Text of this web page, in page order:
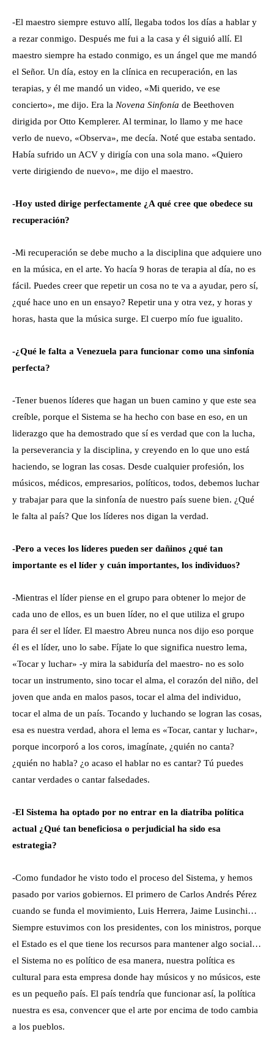
-El maestro siempre estuvo allí, llegaba todos los días a hablar y
a rezar conmigo. Después me fui a la casa y él siguió allí. El
maestro siempre ha estado conmigo, es un ángel que me mandó
el Señor. Un día, estoy en la clínica en recuperación, en las
terapias, y él me mandó un video, «Mi querido, ve ese
concierto», me dijo. Era la Novena Sinfonía de Beethoven
dirigida por Otto Kemplerer. Al terminar, lo llamo y me hace
verlo de nuevo, «Observa», me decía. Noté que estaba sentado.
Había sufrido un ACV y dirigía con una sola mano. «Quiero
verte dirigiendo de nuevo», me dijo el maestro.
-Hoy usted dirige perfectamente ¿A qué cree que obedece su
recuperación?
-Mi recuperación se debe mucho a la disciplina que adquiere uno
en la música, en el arte. Yo hacía 9 horas de terapia al día, no es
fácil. Puedes creer que repetir un cosa no te va a ayudar, pero sí,
¿qué hace uno en un ensayo? Repetir una y otra vez, y horas y
horas, hasta que la música surge. El cuerpo mío fue igualito.
-¿Qué le falta a Venezuela para funcionar como una sinfonía
perfecta?
-Tener buenos líderes que hagan un buen camino y que este sea
creíble, porque el Sistema se ha hecho con base en eso, en un
liderazgo que ha demostrado que sí es verdad que con la lucha,
la perseverancia y la disciplina, y creyendo en lo que uno está
haciendo, se logran las cosas. Desde cualquier profesión, los
músicos, médicos, empresarios, políticos, todos, debemos luchar
y trabajar para que la sinfonía de nuestro país suene bien. ¿Qué
le falta al país? Que los líderes nos digan la verdad.
-Pero a veces los líderes pueden ser dañinos ¿qué tan
importante es el líder y cuán importantes, los individuos?
-Mientras el líder piense en el grupo para obtener lo mejor de
cada uno de ellos, es un buen líder, no el que utiliza el grupo
para él ser el líder. El maestro Abreu nunca nos dijo eso porque
él es el líder, uno lo sabe. Fíjate lo que significa nuestro lema,
«Tocar y luchar» -y mira la sabiduría del maestro- no es solo
tocar un instrumento, sino tocar el alma, el corazón del niño, del
joven que anda en malos pasos, tocar el alma del individuo,
tocar el alma de un país. Tocando y luchando se logran las cosas,
esa es nuestra verdad, ahora el lema es «Tocar, cantar y luchar»,
porque incorporó a los coros, imagínate, ¿quién no canta?
¿quién no habla? ¿o acaso el hablar no es cantar? Tú puedes
cantar verdades o cantar falsedades.
-El Sistema ha optado por no entrar en la diatriba política
actual ¿Qué tan beneficiosa o perjudicial ha sido esa
estrategia?
-Como fundador he visto todo el proceso del Sistema, y hemos
pasado por varios gobiernos. El primero de Carlos Andrés Pérez
cuando se funda el movimiento, Luis Herrera, Jaime Lusinchi…
Siempre estuvimos con los presidentes, con los ministros, porque
el Estado es el que tiene los recursos para mantener algo social…
el Sistema no es político de esa manera, nuestra política es
cultural para esta empresa donde hay músicos y no músicos, este
es un pequeño país. El país tendría que funcionar así, la política
nuestra es esa, convencer que el arte por encima de todo cambia
a los pueblos.